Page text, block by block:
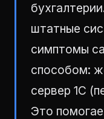
штатные
симптомы
способом:
сервер 1С
Это